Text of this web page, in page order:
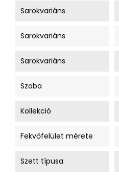
Sarokvariáns
Sarokvariáns
Sarokvariáns
Szoba
Kollekció
Fekvőfelület mérete
Szett típusa